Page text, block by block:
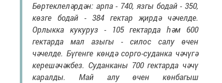
Бөртеклеләрдән: арпа - 740, язгы бодай - 350,
көзге бодай - 384 гектар җирдә чәчелде.
Орлыкка кукуруз - 105 гектарда һәм 600
гектарда мал азыгы - силос салу өчен
чәчелде. Бүгенге көндә сорго-суданка чәчүгә
керешәчәкбез. Суданканы 700 гектарда чәчү
каралды. Май алу өчен көнбагыш